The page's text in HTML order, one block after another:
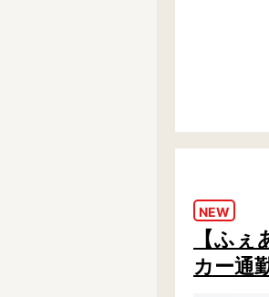
NEW
【ふ
カー通